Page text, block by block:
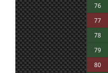
23 jun. 12:54
johneysvk
23 jun. 8:40 Marcos Z.
23 jun. 8:19
System01.54
76
77
78
79
80